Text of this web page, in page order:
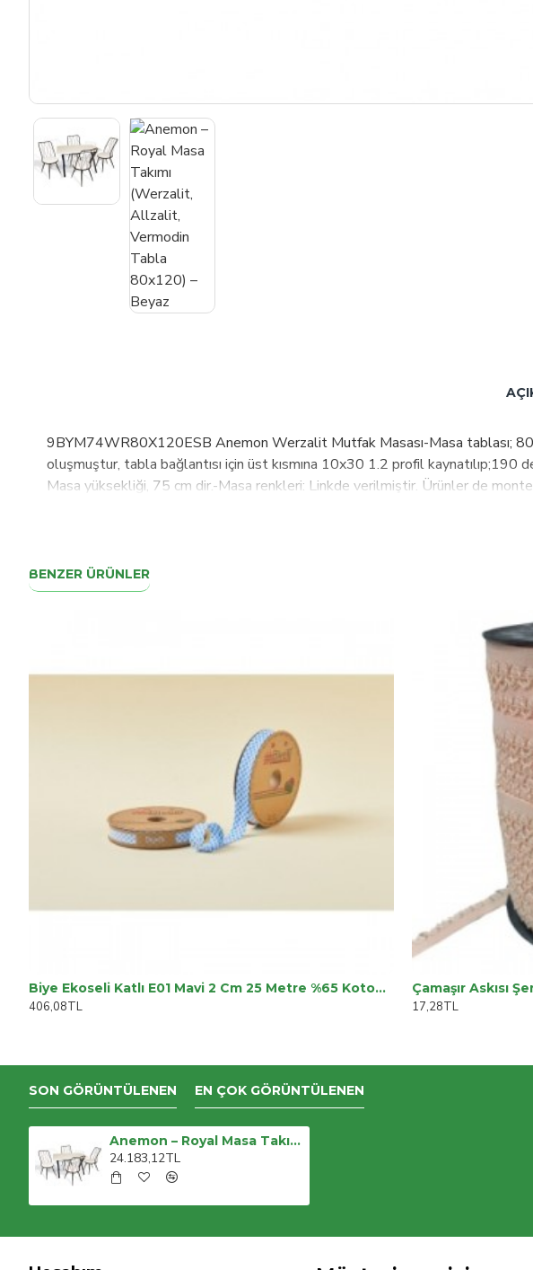
9BYM74WR80X120ESB Anemon Werzalit Mutfak Masası-Masa tablası;
oluşmuştur, tabla bağlantısı için üst kısmına 10x30 1.2 profil
Masa yüksekliği, 75 cm dir.-Masa renkleri: Linkde verilmiştir. Ürünler de
maddeler ile karıştırılıp, yüksek basınç ve sıcaklıkta şekil verilmesi,dekor
preslerde tamamen bitmiş olarak imal edilen bir üründür.-Kenarlarında pvc
üründür. Kafe, otel restoranlarda özellikle dış mekanda kullanabilenen rahat
seni memnun etmeyen bir durum olursa 14 gün içindebize haber vermen
üretim yaparak 9 iş günü içinde siz müşterilerimize ürününüzü
25mm 1,2mm kalınlığında çelik boru profilin bu profile kaynatıldıktançapaz
Sırt kısmı;16 mm 1 mm çelik profilin şekillendirilip arka kısmına 5lik tel ile
oluşmuştur.-Oturak kısmı ise; Yonga lenhanın üzerine sünger konulup ve
Yüksekliği: 85cm Özel renk siparişi alınabilir.-2 yıl garanti Ürünler de-
ürününüzü gönderiyoruz.Ürünü teslim ettikten sonra da biz hep yanındayız.
Senin için çözüm sürecini hemen başlatır, en kısa sürede memnuniyetini
BENZER ÜRÜNLER
Biye Ekoseli Katlı E01 Mavi 2 Cm 25 Metre %65 Koton %35 Polyester
406,08TL
Çamaşır Askısı
17,28TL
SON GÖRÜNTÜLENEN EN ÇOK GÖRÜNTÜLENEN
Anemon – Royal Masa Takımı (Werzalit, Allzalit, Vermodin Tabla 80x120) – Beyaz
24.183,12TL